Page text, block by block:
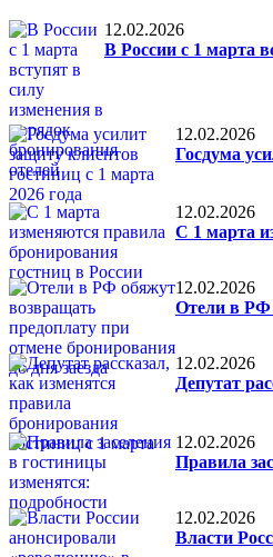
12.02.2026
В России с 1 марта
12.02.2026
Госдума
12.02.2026
С 1 марта
12.02.2026
Отели в РФ
12.02.2026
Депутат
12.02.2026
Правила
12.02.2026
Власти